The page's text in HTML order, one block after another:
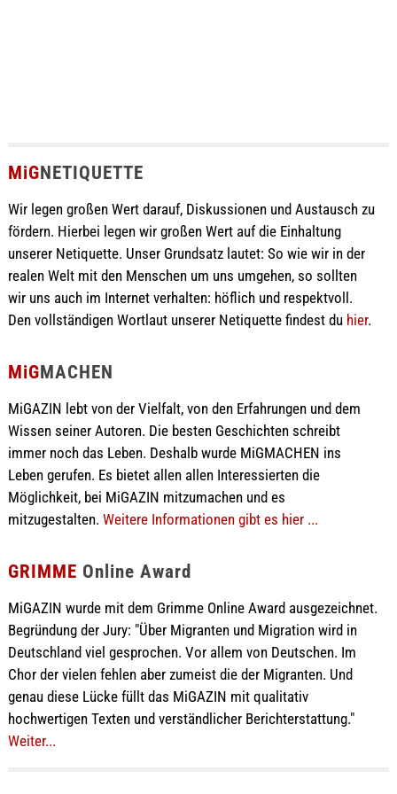
MiGNETIQUETTE
Wir legen großen Wert darauf, Diskussionen und Austausch zu
fördern. Hierbei legen wir großen Wert auf die Einhaltung
unserer Netiquette. Unser Grundsatz lautet: So wie wir in der
realen Welt mit den Menschen um uns umgehen, so sollten
wir uns auch im Internet verhalten: höflich und respektvoll.
Den vollständigen Wortlaut unserer Netiquette findest du hier.
MiGMACHEN
MiGAZIN lebt von der Vielfalt, von den Erfahrungen und dem
Wissen seiner Autoren. Die besten Geschichten schreibt
immer noch das Leben. Deshalb wurde MiGMACHEN ins
Leben gerufen. Es bietet allen allen Interessierten die
Möglichkeit, bei MiGAZIN mitzumachen und es
mitzugestalten. Weitere Informationen gibt es hier ...
GRIMME Online Award
MiGAZIN wurde mit dem Grimme Online Award ausgezeichnet.
Begründung der Jury: "Über Migranten und Migration wird in
Deutschland viel gesprochen. Vor allem von Deutschen. Im
Chor der vielen fehlen aber zumeist die der Migranten. Und
genau diese Lücke füllt das MiGAZIN mit qualitativ
hochwertigen Texten und verständlicher Berichterstattung."
Weiter...